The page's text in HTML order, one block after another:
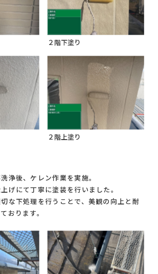
２階下塗り
２階上塗り
浄後、ケレン作業を実施。
げにて丁寧に塗装を行いました。
な下処理を行うことで、美観の向上と耐
おります。